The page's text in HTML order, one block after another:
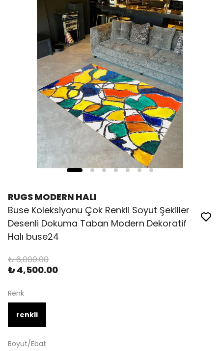
RUGS MODERN HALI
Buse Koleksiyonu Çok Renkli Soyut Şekiller
Desenli Dokuma Taban Modern Dekoratif
Halı buse24
₺ 6,000.00
₺ 4,500.00
Renk
renkli
Boyut/Ebat